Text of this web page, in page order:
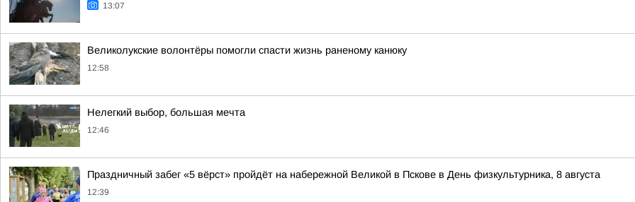
13:07
Великолукские волонтёры помогли спасти жизнь раненому канюку
12:58
Нелегкий выбор, большая мечта
12:46
Праздничный забег «5 вёрст» пройдёт на набережной Великой в Пскове в День физкультурника, 8 августа
12:39